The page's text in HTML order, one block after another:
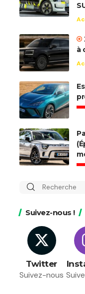
à
Rechercher
Suivez-nous !
Twitter
Suivez-nous